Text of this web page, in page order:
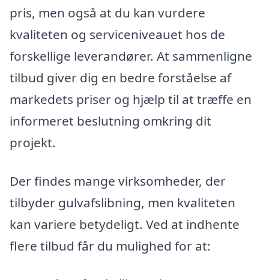
pris, men også at du kan vurdere
kvaliteten og serviceniveauet hos de
forskellige leverandører. At sammenligne
tilbud giver dig en bedre forståelse af
markedets priser og hjælp til at træffe en
informeret beslutning omkring dit
projekt.
Der findes mange virksomheder, der
tilbyder gulvafslibning, men kvaliteten
kan variere betydeligt. Ved at indhente
flere tilbud får du mulighed for at: